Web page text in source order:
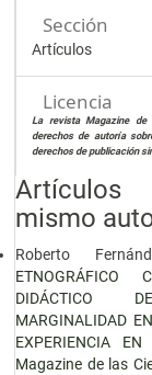
Sección
Artículos
Licencia
La revista Magazine de
derechos de autoría
derechos de publicación
mismo
Roberto
DIDÁCTICO
MARGINALIDAD
EXPERIENCIA
Magazine de las